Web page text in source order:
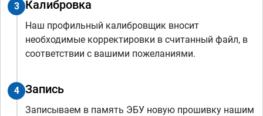
3 Калибровка
Наш профильный калибровщик вносит
необходимые корректировки в считанный файл, в
соответствии с вашими пожеланиями.
4 Запись
Записываем в память ЭБУ новую прошивку нашим